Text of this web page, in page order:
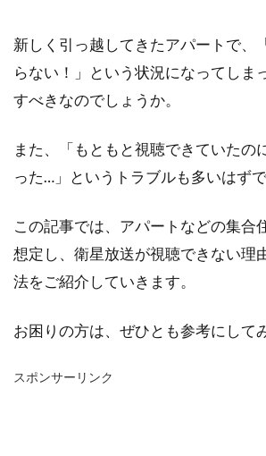
新しく引っ越してきたアパートで、
らない！」という状況になってしま
すべきなのでしょうか。
また、「もともと視聴できていたの
った…」というトラブルも多いはずで
この記事では、アパートなどの集合
想定し、衛星放送が視聴できない理
法をご紹介していきます。
お困りの方は、ぜひとも参考にして
スポンサーリンク